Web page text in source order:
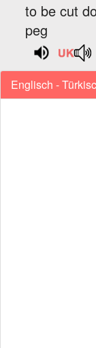
to be cut
peg
Englisch -